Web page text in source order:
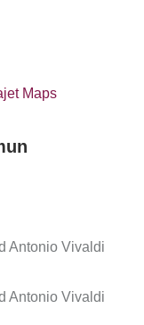
Maps
Antonio Vivaldi
Antonio Vivaldi